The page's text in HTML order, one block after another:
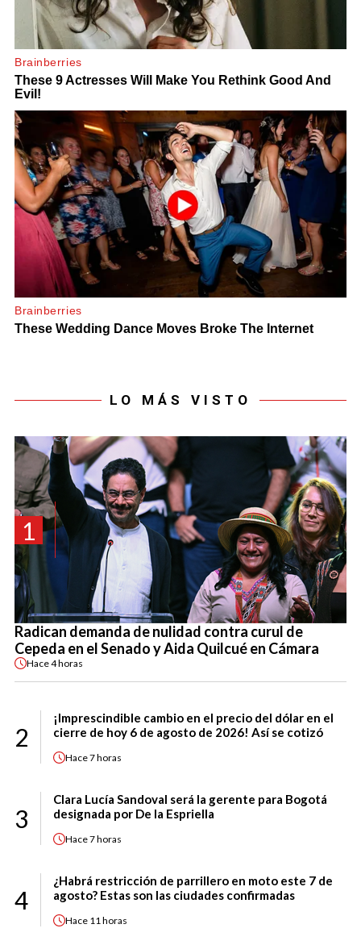
LO MÁS VISTO
1
Radican demanda de nulidad contra curul de
Cepeda en el Senado y Aida Quilcué en Cámara
Hace4 horas
2
¡Imprescindible cambio en el precio del dólar en el
cierre de hoy 6 de agosto de 2026! Así se cotizó
Hace7 horas
3
Clara Lucía Sandoval será la gerente para Bogotá
designada por De la Espriella
Hace7 horas
4
¿Habrá restricción de parrillero en moto este 7 de
agosto? Estas son las ciudades confirmadas
Hace 11 horas